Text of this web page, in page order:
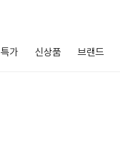
가 신상품 브랜드